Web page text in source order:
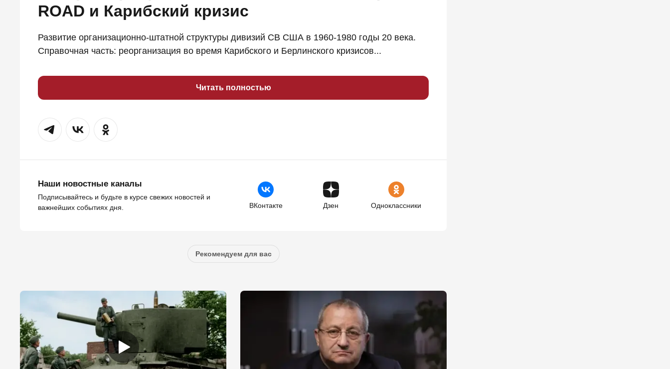
ROAD и Карибский кризис
Развитие организационно-штатной структуры дивизий СВ США в 1960-1980 годы 20 века.
Справочная часть: реорганизация во время Карибского и Берлинского кризисов...
Читать полностью
Наши новостные каналы
Подписывайтесь и будьте в курсе свежих новостей и
важнейших событиях дня.
ВКонтакте Дзен Одноклассники
Рекомендуем для вас